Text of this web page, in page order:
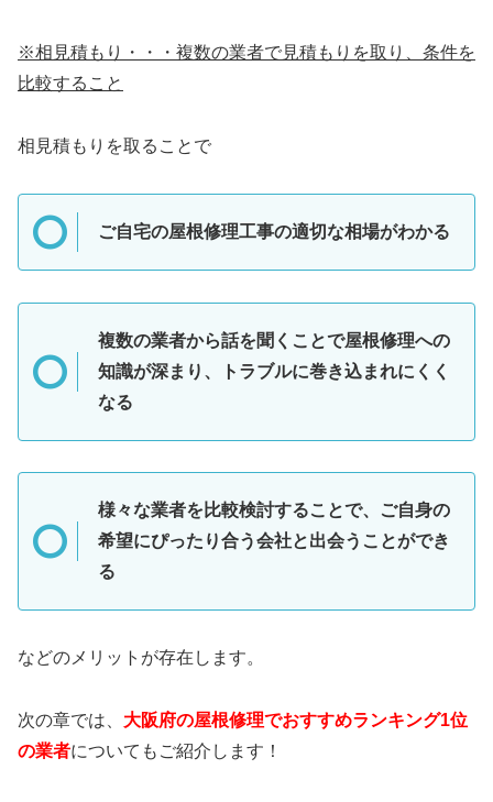
※相見積もり・・・複数の業者で見積もりを取り、条件を
比較すること
相見積もりを取ることで
ご自宅の屋根修理工事の適切な相場がわかる
複数の業者から話を聞くことで屋根修理への
知識が深まり、トラブルに巻き込まれにくく
なる
様々な業者を比較検討することで、ご自身の
希望にぴったり合う会社と出会うことができ
る
などのメリットが存在します。
次の章では、 大阪府の屋根修理でおすすめランキング1位
の業者についてもご紹介します！